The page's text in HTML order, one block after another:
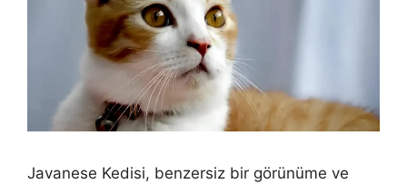
Javanese Kedisi, benzersiz bir görünüme ve